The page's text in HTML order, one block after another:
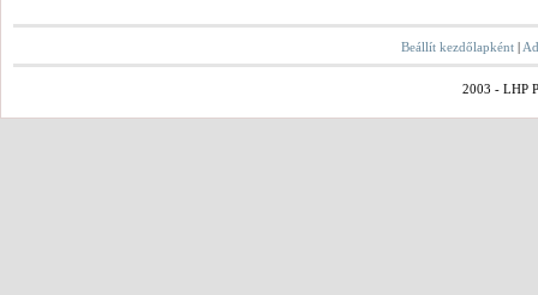
Beállít kezdőlapként |
2003 - LHP